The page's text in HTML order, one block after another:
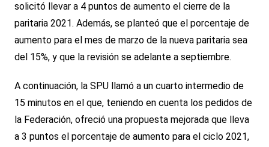
solicitó llevar a 4 puntos de aumento el cierre de la
paritaria 2021. Además, se planteó que el porcentaje de
aumento para el mes de marzo de la nueva paritaria sea
del 15%, y que la revisión se adelante a septiembre.
A continuación, la SPU llamó a un cuarto intermedio de
15 minutos en el que, teniendo en cuenta los pedidos de
la Federación, ofreció una propuesta mejorada que lleva
a 3 puntos el porcentaje de aumento para el ciclo 2021,